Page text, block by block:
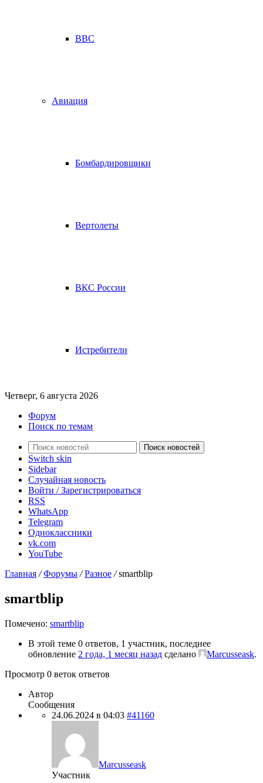
ВВС
Авиация
Бомбардировщики
Вертолеты
ВКС России
Истребители
Четверг, 6 августа 2026
Форум
Поиск по темам
Поиск новостей
Switch skin
Sidebar
Случайная новость
Войти / Зарегистрироваться
RSS
WhatsApp
Telegram
Одноклассники
vk.com
YouTube
Главная / Форумы / Разное / smartblip
smartblip
Помечено: smartblip
В этой теме 0 ответов, 1 участник, последнее
обновление 2 года, 1 месяц назад сделано Marcusseask.
Просмотр 0 веток ответов
Автор
Сообщения
24.06.2024 в 04:03 #41160
Marcusseask
Участник